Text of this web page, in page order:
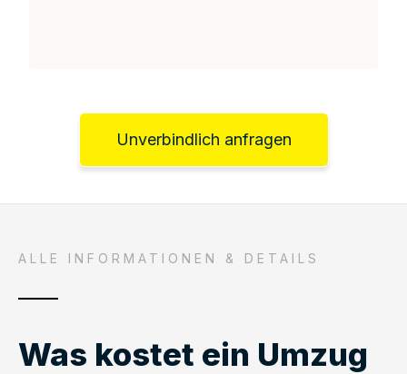
Unverbindlich anfragen
ALLE INFORMATIONEN & DETAILS
Was kostet ein Umzug